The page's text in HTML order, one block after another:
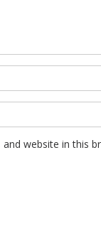
and website in this